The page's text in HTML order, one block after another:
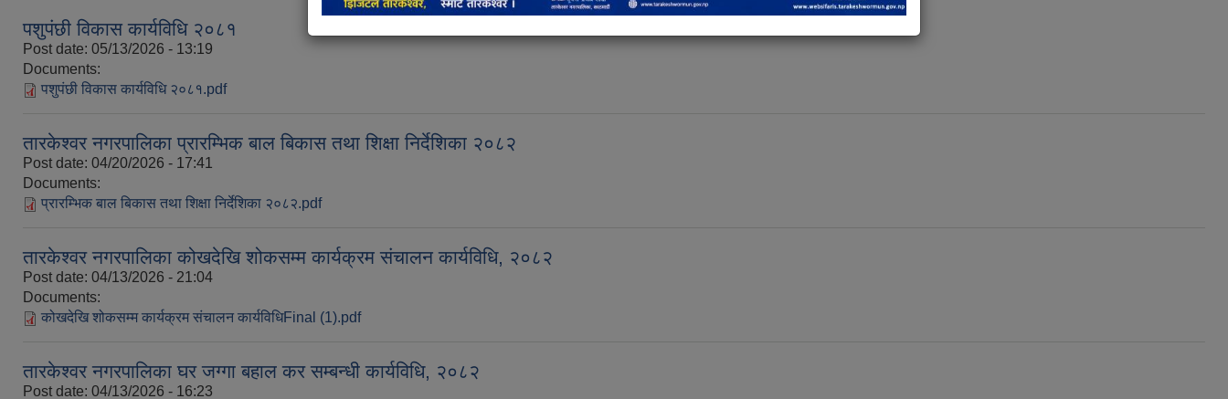
पशुपंछी विकास कार्यविधि २०८१
Post date: 05/13/2026 - 13:19
Documents:
पशुपंछी विकास कार्यविधि २०८१.pdf
तारकेश्वर नगरपालिका प्रारम्भिक बाल बिकास तथा शिक्षा निर्देशिका २०८२
Post date: 04/20/2026 - 17:41
Documents:
प्रारम्भिक बाल बिकास तथा शिक्षा निर्देशिका २०८२.pdf
तारकेश्वर नगरपालिका कोखदेखि शोकसम्म कार्यक्रम संचालन कार्यविधि, २०८२
Post date: 04/13/2026 - 21:04
Documents:
कोखदेखि शोकसम्म कार्यक्रम संचालन कार्यविधिFinal (1).pdf
तारकेश्वर नगरपालिका घर जग्गा बहाल कर सम्बन्धी कार्यविधि, २०८२
Post date: 04/13/2026 - 16:23